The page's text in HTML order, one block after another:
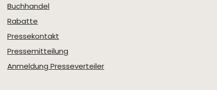
Buchhandel
Rabatte
Pressekontakt
Pressemitteilung
Anmeldung Presseverteiler